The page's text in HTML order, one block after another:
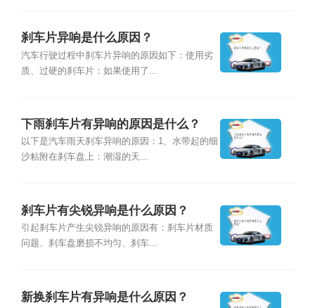
刹车片异响是什么原因？
汽车行驶过程中刹车片异响的原因如下：使用劣
质、过硬的刹车片：如果使用了...
下雨刹车片有异响的原因是什么？
以下是汽车雨天刹车异响的原因：1、水带起的细
沙粘附在刹车盘上：潮湿的天...
刹车片有尖锐异响是什么原因？
引起刹车片产生尖锐异响的原因有：刹车片材质
问题、刹车盘磨损不均匀、刹车...
新换刹车片有异响是什么原因？